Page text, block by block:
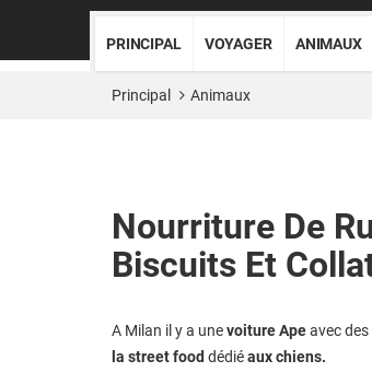
PRINCIPAL VOYAGER ANIMAUX
Principal Animaux
Nourriture De
Biscuits Et
A Milan il y a unevoiture Apeavec
la street food dédiéaux chiens.